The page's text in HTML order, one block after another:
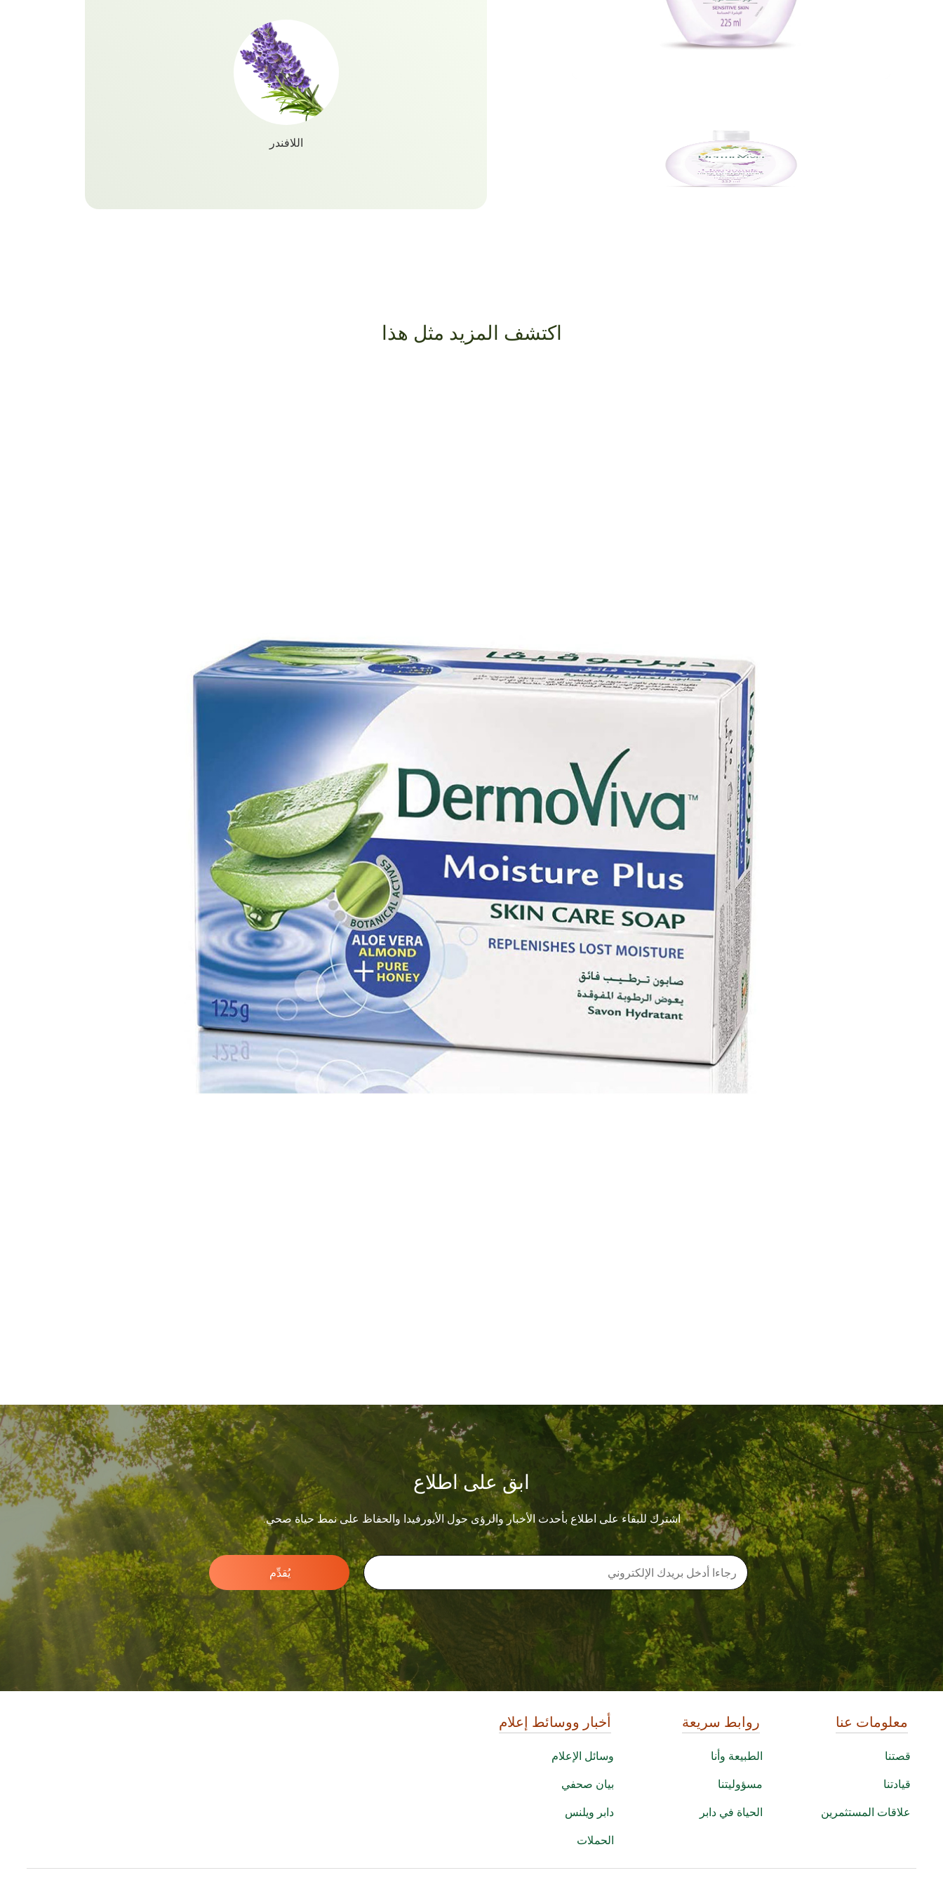
اللافندر
اكتشف المزيد مثل هذا
ابق على اطلاع
اشترك للبقاء على اطلاع بأحدث الأخبار والرؤى حول الأيورفيدا والحفاظ على نمط حياة صحي.
يُقدِّم
معلومات عنا
قصتنا
قيادتنا
علاقات المستثمرين
روابط سريعة
الطبيعة وأنا
مسؤوليتنا
الحياة في دابر
أخبار ووسائط إعلام
وسائل الإعلام
بيان صحفي
دابر ويلنس
الحملات